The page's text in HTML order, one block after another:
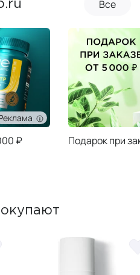
Все
₽ Подарок при